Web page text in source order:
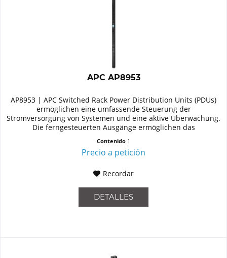
APC AP8953
AP8953 | APC Switched Rack Power Distribution Units (PDUs)
ermöglichen eine umfassende Steuerung der
Stromversorgung von Systemen und eine aktive Überwachung.
Die ferngesteuerten Ausgänge ermöglichen das
Contenido 1
Precio a petición
Recordar
DETALLES